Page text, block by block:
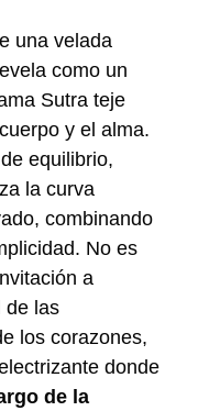
una velada
como un
Sutra teje
y el alma.
equilibrio,
la curva
combinando
No es
a
de las
los corazones,
donde
de la